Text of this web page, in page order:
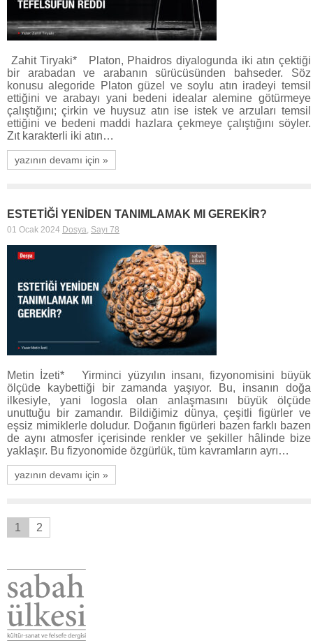
Zahit Tiryaki* Platon, Phaidros diyalogunda iki atın çektiği
bir arabadan ve arabanın sürücüsünden bahseder. Söz
konusu alegoride Platon güzel ve soylu atın iradeyi temsil
ettiğini ve arabayı yani bedeni idealar alemine götürmeye
çalıştığını; çirkin ve huysuz atın ise istek ve arzuları temsil
ettiğini ve bedeni maddi hazlara çekmeye çalıştığını söyler.
Zıt karakterli iki atın…
yazının devamı için »
ESTETİĞİ YENİDEN TANIMLAMAK MI GEREKİR?
01 Ocak 2024 Dosya, Sayı 78
Metin İzeti* Yirminci yüzyılın insanı, fizyonomisini büyük
ölçüde kaybettiği bir zamanda yaşıyor. Bu, insanın doğa
ilkesiyle, yani logosla olan anlaşmasını büyük ölçüde
unuttuğu bir zamandır. Bildiğimiz dünya, çeşitli figürler ve
eşsiz mimiklerle doludur. Doğanın figürleri bazen farklı bazen
de aynı atmosfer içerisinde renkler ve şekiller hâlinde bize
yaklaşır. Bu fizyonomide özgürlük, tüm kavramların ayrı…
yazının devamı için »
1 2